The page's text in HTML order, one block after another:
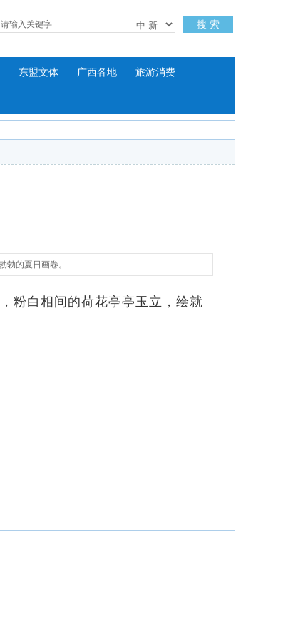
搜 索
东盟文体 广西各地 旅游消费
的夏日画卷。
粉白相间的荷花亭亭玉立，绘就